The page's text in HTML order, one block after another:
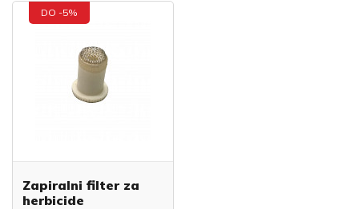
DO -5%
Zapiralni filter za
herbicide